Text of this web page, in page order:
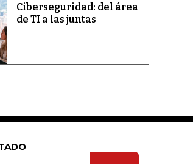
Ciberseguridad: del área
de TI a las juntas